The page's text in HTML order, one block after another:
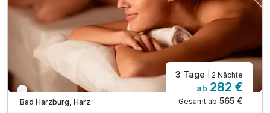
Nur noch bis Oktober
Bad Harzburg, Harz
3 Tage | 2 Nächte
ab 282 €
Gesamt ab 565 €